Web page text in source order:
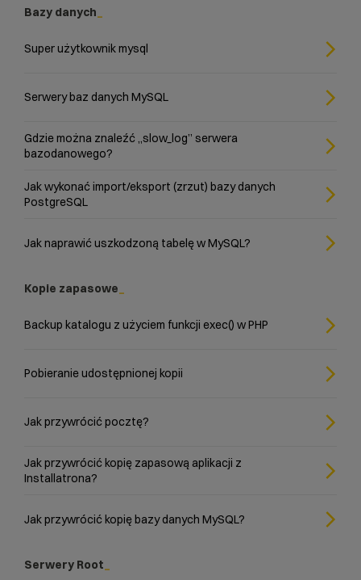
Bazy danych
Super użytkownik mysql
Serwery baz danych MySQL
Gdzie można znaleźć „slow_log” serwera
bazodanowego?
Jak wykonać import/eksport (zrzut) bazy danych
PostgreSQL
Jak naprawić uszkodzoną tabelę w MySQL?
Kopie zapasowe
Backup katalogu z użyciem funkcji exec() w PHP
Pobieranie udostępnionej kopii
Jak przywrócić pocztę?
Jak przywrócić kopię zapasową aplikacji z
Installatrona?
Jak przywrócić kopię bazy danych MySQL?
Serwery Root